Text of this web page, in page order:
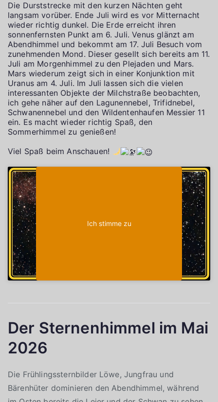
Die Durststrecke mit den kurzen Nächten geht
langsam vorüber. Ende Juli wird es vor Mitternacht
wieder richtig dunkel. Die Erde erreicht ihren
sonnenfernsten Punkt am 6. Juli. Venus glänzt am
Abendhimmel und bekommt am 17. Juli Besuch vom
zunehmenden Mond. Dieser gesellt sich bereits am 11.
Juli am Morgenhimmel zu den Plejaden und Mars.
Mars wiederum zeigt sich in einer Konjunktion mit
Uranus am 4. Juli. Im Juli lassen sich die vielen
interessanten Objekte der Milchstraße beobachten,
ich gehe näher auf den Lagunennebel, Trifidnebel,
Schwanennebel und den Wildentenhaufen Messier 11
ein. Es macht wieder richtig Spaß, den
Sommerhimmel zu genießen!
Viel Spaß beim Anschauen!
Ich stimme zu
Der Sternenhimmel im Mai
2026
Die Frühlingssternbilder Löwe, Jungfrau und
Bärenhüter dominieren den Abendhimmel, während